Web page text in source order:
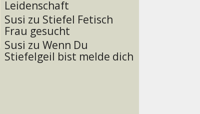
Leidenschaft
Susi zu Stiefel Fetisch
Frau gesucht
Susi zu Wenn Du
Stiefelgeil bist melde dich